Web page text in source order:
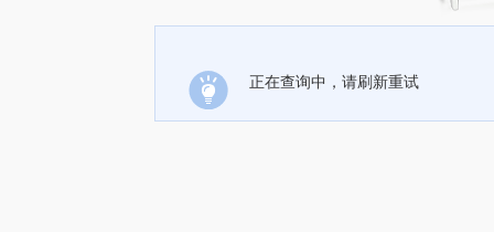
正在查询中，请刷新重试